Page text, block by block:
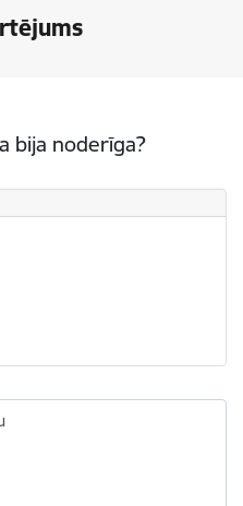
bija noderīga?